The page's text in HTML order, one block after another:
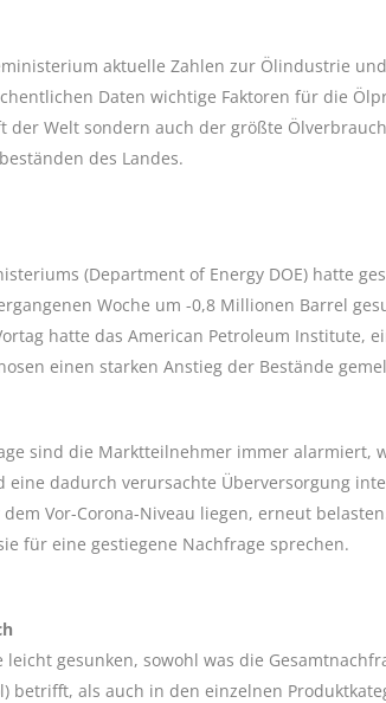
aktuelle Zahlen zur Ölindustrie
Daten wichtige Faktoren für die
Welt sondern auch der größte
des Landes.
(Department of Energy DOE) hatte
Woche um -0,8 Millionen Barrel
hatte das American Petroleum Institute,
einen starken Anstieg der Bestände
sind die Marktteilnehmer immer alarmiert,
eine dadurch verursachte Überversorgung
Vor-Corona-Niveau liegen, erneut
für eine gestiegene Nachfrage sprechen.
gesunken, sowohl was die
betrifft, als auch in den einzelnen